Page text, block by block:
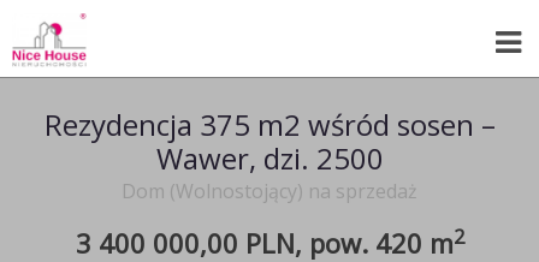
Rezydencja 375 m2 wśród sosen –
Wawer, dzi. 2500
Dom (Wolnostojący) na sprzedaż
3 400 000,00 PLN, pow.420 m2